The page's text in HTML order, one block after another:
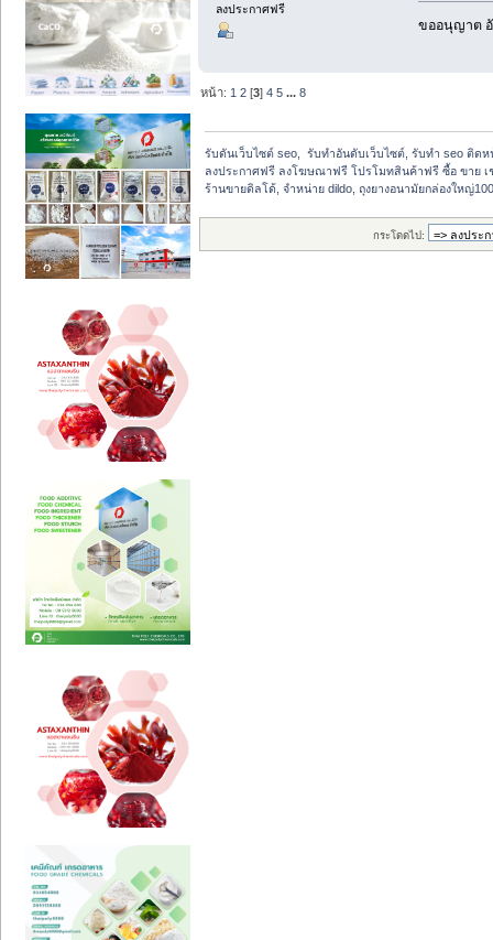
ลงประกาศฟรี
ขออนุญาต
หน้า: 1 2 [3]4 5 ...8
รับดันเว็บไซต์ seo,  รับทำอันดับเว็บไซต์, รับทำ seo ติดห
ลงประกาศฟรี ลงโฆษณาฟรี โปรโมทสินค้าฟรี ซื้อ ขาย เ
ร้านขายดิลโด้, จำหน่าย dildo, ถุงยางอนามัยกล่องใหญ่
กระโดดไป: